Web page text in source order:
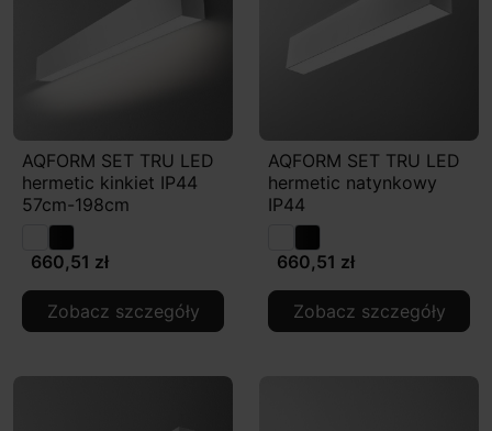
AQFORM SET TRU LED
hermetic kinkiet IP44
57cm-198cm
660,51 zł
Zobacz szczegóły
AQFORM SET TRU LED
hermetic natynkowy
IP44
660,51 zł
Zobacz szczegóły